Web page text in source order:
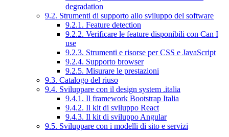
degradation
9.2. Strumenti di supporto allo sviluppo del software
9.2.1. Feature detection
9.2.2. Verificare le feature disponibili con Can I
use
9.2.3. Strumenti e risorse per CSS e JavaScript
9.2.4. Supporto browser
9.2.5. Misurare le prestazioni
9.3. Catalogo del riuso
9.4. Sviluppare con il design system .italia
9.4.1. Il framework Bootstrap Italia
9.4.2. Il kit di sviluppo React
9.4.3. Il kit di sviluppo Angular
9.5. Sviluppare con i modelli di sito e servizi